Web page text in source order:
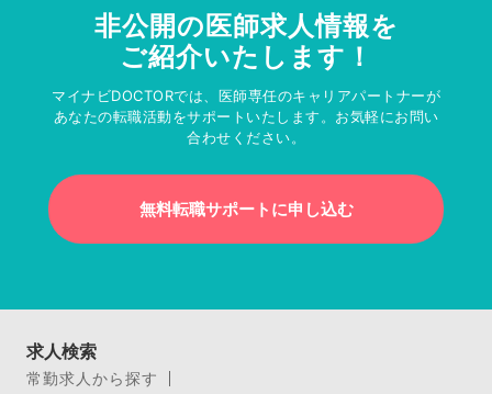
非公開の医師求人情報を
ご紹介いたします！
マイナビDOCTORでは、医師専任のキャリアパートナーが
あなたの転職活動をサポートいたします。お気軽にお問い
合わせください。
無料転職サポートに申し込む
求人検索
常勤求人から探す